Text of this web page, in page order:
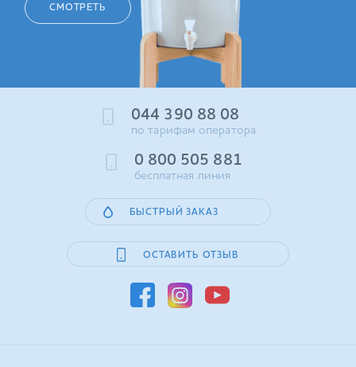
СМОТРЕТЬ
044 390 88 08
по тарифам оператора
0 800 505 881
бесплатная линия
БЫСТРЫЙ ЗАКАЗ
ОСТАВИТЬ ОТЗЫВ